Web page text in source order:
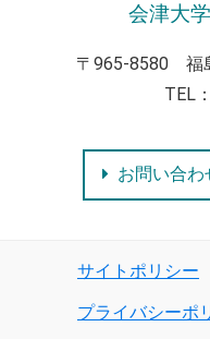
会津大学
〒965-8580 福
TEL
お問い合わ
サイトポリシー
プライバシーポ